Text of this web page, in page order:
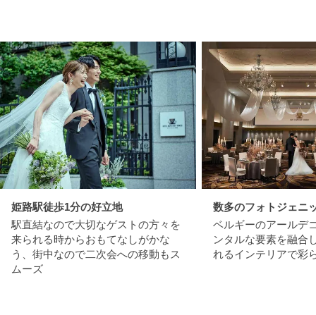
姫路駅徒歩1分の好立地
駅直結なので大切なゲストの方々を
来られる時からおもてなしがかな
う、街中なので二次会への移動もス
ムーズ
数多のフォトジェニ
ベルギーのアールデ
ンタルな要素を融合
れるインテリアで彩